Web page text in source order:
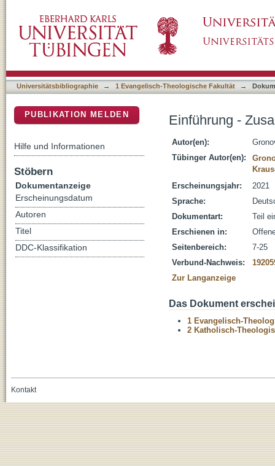
Universitätsbibliographie → 1 Evangelisch-Theologische Fakultät →
Einführung -
Autor(en):
Tübinger Autor(en):
Erscheinungsjahr:
2021
Sprache:
Dokumentart:
Teil
Erschienen in:
Seitenbereich:
7-25
Verbund-Nachweis:
Zur Langanzeige
Das Dokument
1 Evangelisch-
2 Katholisch-
PUBLIKATION MELDEN
Hilfe und Informationen
Stöbern
Dokumentanzeige
Erscheinungsdatum
Autoren
Titel
DDC-Klassifikation
Kontakt